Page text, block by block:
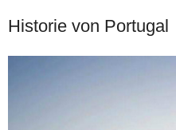
Historie von Portugal